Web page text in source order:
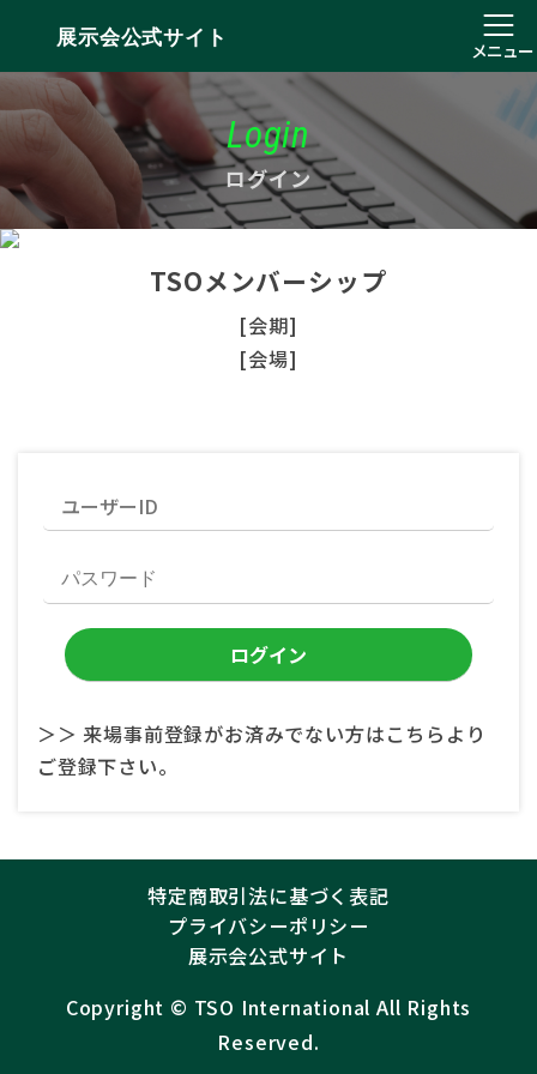
展示会公式サイト
メニュー
Login
ログイン
TSOメンバーシップ
[会期]
[会場]
＞＞ 来場事前登録がお済みでない方はこちらより
ご登録下さい。
特定商取引法に基づく表記
プライバシーポリシー
展示会公式サイト
Copyright ©︎ TSO International All Rights
Reserved.